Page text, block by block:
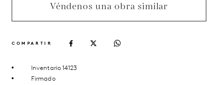
Véndenos una obra similar
COMPARTIR
Inventario 14123
Firmado